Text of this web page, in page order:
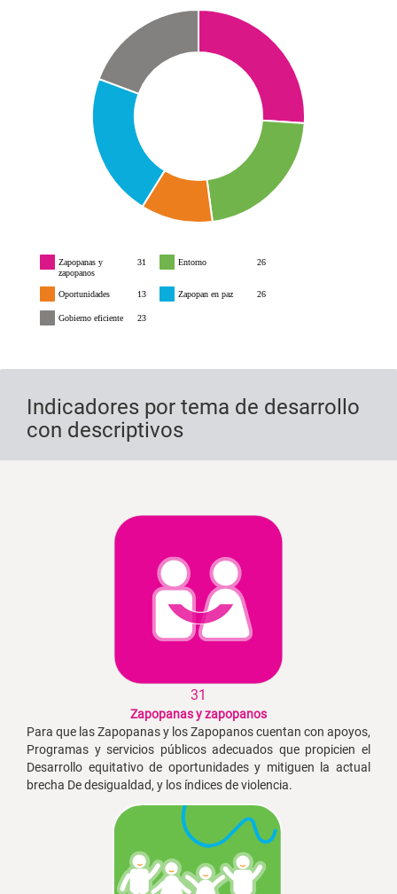
Zapopanas y
zapopanos
31 Entorno 26
Oportunidades 13 Zapopan en paz 26
Gobierno eficiente 23
Indicadores por tema de desarrollo
con descriptivos
31
Zapopanas y zapopanos
Para que las Zapopanas y los Zapopanos cuentan con apoyos,
Programas y servicios públicos adecuados que propicien el
Desarrollo equitativo de oportunidades y mitiguen la actual
brecha De desigualdad, y los índices de violencia.